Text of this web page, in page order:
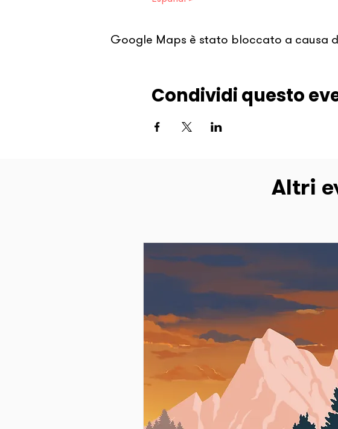
Google Maps è stato bloccato a causa
Condividi questo
Altri